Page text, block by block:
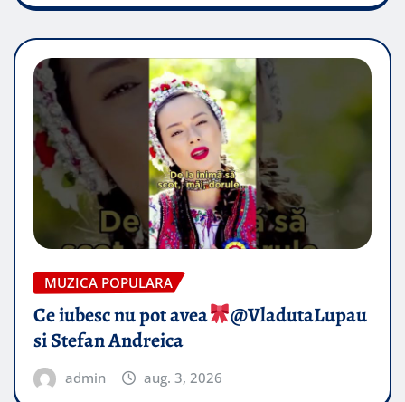
MUZICA POPULARA
Ce iubesc nu pot avea
​@VladutaLupau
si Stefan Andreica
admin aug. 3, 2026